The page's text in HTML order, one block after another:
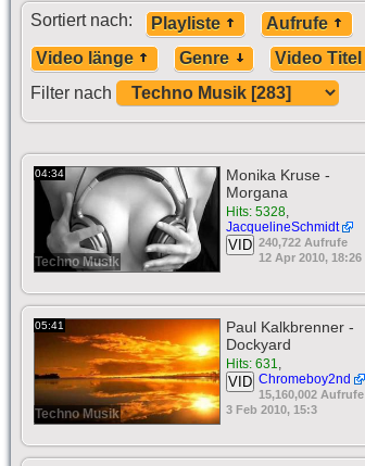
Sortiert nach: Playliste
Aufrufe
Video länge
Genre
Video Titel
Filter nach
04:34
Techno Musik
Monika Kruse -
Morgana
Hits: 5328,
JacquelineSchmidt
VID 240,722 Aufrufe
12 Apr 2010, 18:26
05:41
Techno Musik
Paul Kalkbrenner -
Dockyard
Hits: 631,
Chromeboy2nd
VID
15,160,002 Aufrufe
3 Feb 2010, 15:3